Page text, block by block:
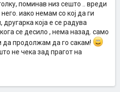
поминав низ сешто .. вреди
иако немам со кој да ги
која е се радува
се десило , нема назад. само
да продолжам да го сакам!
не чека зад прагот на